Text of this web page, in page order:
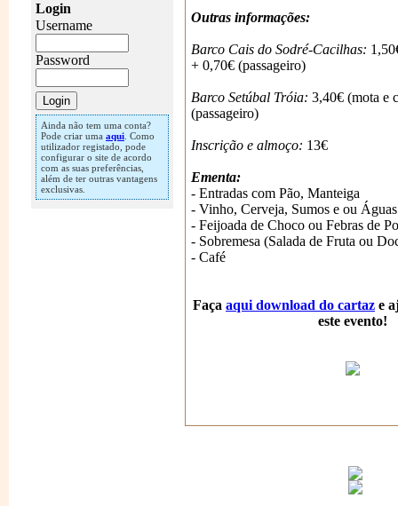
Login
Username
Password
Ainda não tem uma conta?
Pode criar uma aqui . Como
utilizador registado, pode
configurar o site de acordo
com as suas preferências,
além de ter outras vantagens
exclusivas.
Outras informações:
Barco Cais do Sodré-Cacilhas:
+ 0,70€ (passageiro)
Barco Setúbal Tróia: 3,40€ (mota e
(passageiro)
Inscrição e almoço: 13€
Ementa:
- Entradas com Pão, Manteiga
- Vinho, Cerveja, Sumos e ou Águas
- Feijoada de Choco ou Febras de
- Sobremesa (Salada de Fruta ou
- Café
Faça aqui download do cartaz e
este evento!